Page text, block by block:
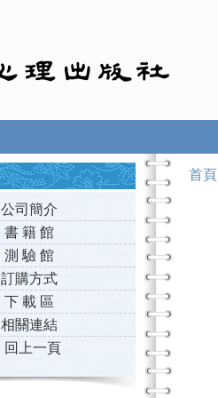
公司簡介
書 籍 館
測 驗 館
訂購方式
下 載 區
相關連結
回上一頁
首頁